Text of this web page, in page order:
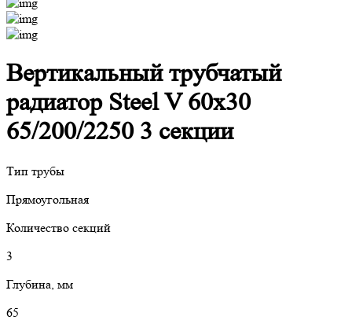
Вертикальный трубчатый
радиатор Steel V 60х30
65/200/2250 3 секции
Тип трубы
Прямоугольная
Количество секций
3
Глубина, мм
65